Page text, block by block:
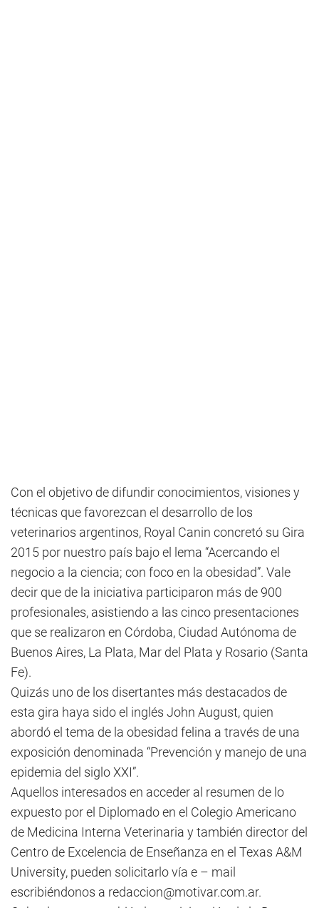
Con el objetivo de difundir conocimientos, visiones y
técnicas que favorezcan el desarrollo de los
veterinarios argentinos, Royal Canin concretó su Gira
2015 por nuestro país bajo el lema “Acercando el
negocio a la ciencia; con foco en la obesidad”. Vale
decir que de la iniciativa participaron más de 900
profesionales, asistiendo a las cinco presentaciones
que se realizaron en Córdoba, Ciudad Autónoma de
Buenos Aires, La Plata, Mar del Plata y Rosario (Santa
Fe).
Quizás uno de los disertantes más destacados de
esta gira haya sido el inglés John August, quien
abordó el tema de la obesidad felina a través de una
exposición denominada “Prevención y manejo de una
epidemia del siglo XXI”.
Aquellos interesados en acceder al resumen de lo
expuesto por el Diplomado en el Colegio Americano
de Medicina Interna Veterinaria y también director del
Centro de Excelencia de Enseñanza en el Texas A&M
University, pueden solicitarlo vía e – mail
escribiéndonos a redaccion@motivar.com.ar.